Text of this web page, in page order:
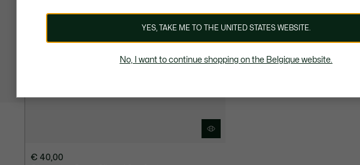
€ 40,00
YES, TAKE ME TO THE UNITED STATES WEBSITE.
No, I want to continue shopping on the Belgique website.